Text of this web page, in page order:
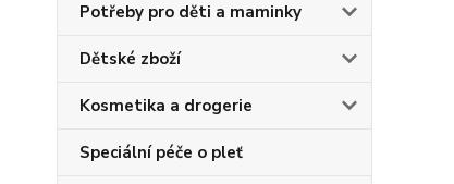
Potřeby pro děti a maminky
Dětské zboží
Kosmetika a drogerie
Speciální péče o pleť